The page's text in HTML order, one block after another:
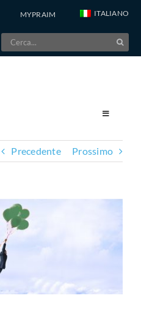
MYPRAIM ITALIANO
Cerca
per:
Precedente Prossimo